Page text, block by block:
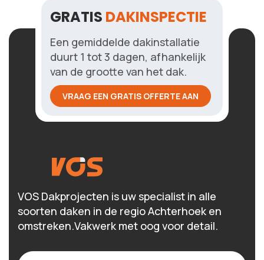
GRATIS DAKINSPECTIE
Een gemiddelde dakinstallatie
duurt 1 tot 3 dagen, afhankelijk
van de grootte van het dak.
VRAAG EEN GRATIS OFFERTE AAN
VOS Dakprojecten is uw specialist in alle
soorten daken in de regio Achterhoek en
omstreken.Vakwerk met oog voor detail.